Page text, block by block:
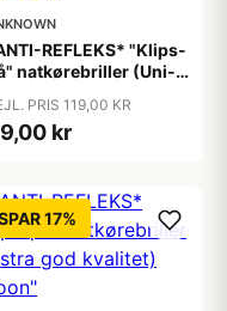
REFLEKS* "Klips-
natkørebriller (Uni-
PRIS 119,00 KR
kr
17%